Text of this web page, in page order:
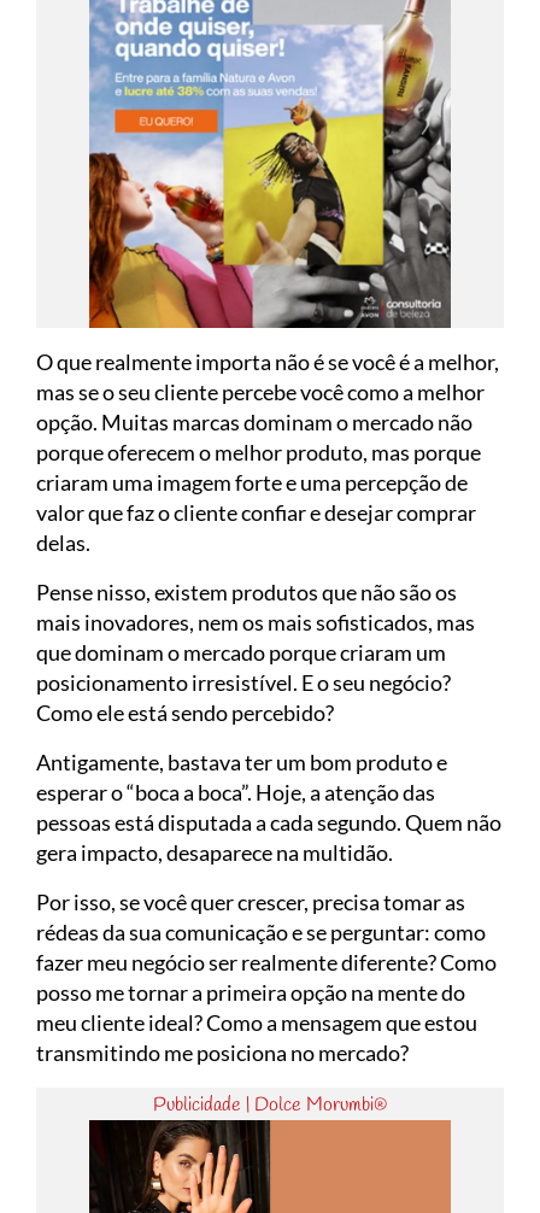
O que realmente importa não é se você é a melhor,
mas se o seu cliente percebe você como a melhor
opção. Muitas marcas dominam o mercado não
porque oferecem o melhor produto, mas porque
criaram uma imagem forte e uma percepção de
valor que faz o cliente confiar e desejar comprar
delas.
Pense nisso, existem produtos que não são os
mais inovadores, nem os mais sofisticados, mas
que dominam o mercado porque criaram um
posicionamento irresistível. E o seu negócio?
Como ele está sendo percebido?
Antigamente, bastava ter um bom produto e
esperar o “boca a boca”. Hoje, a atenção das
pessoas está disputada a cada segundo. Quem não
gera impacto, desaparece na multidão.
Por isso, se você quer crescer, precisa tomar as
rédeas da sua comunicação e se perguntar: como
fazer meu negócio ser realmente diferente? Como
posso me tornar a primeira opção na mente do
meu cliente ideal? Como a mensagem que estou
transmitindo me posiciona no mercado?
Publicidade | Dolce Morumbi®